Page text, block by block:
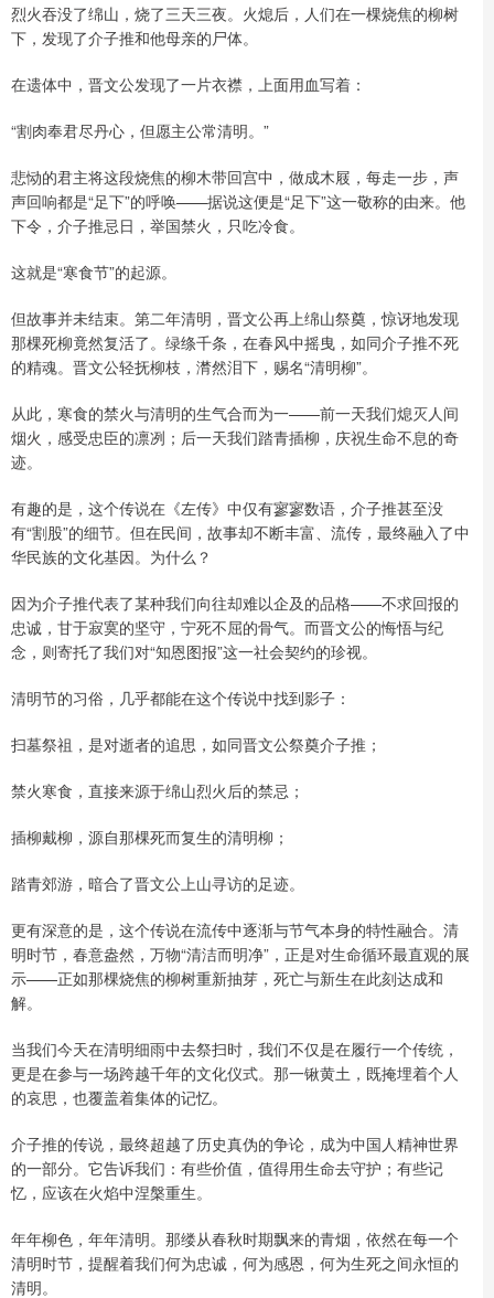
烈火吞没了绵山，烧了三天三夜。火熄后，人们在一棵烧焦的柳树
下，发现了介子推和他母亲的尸体。
在遗体中，晋文公发现了一片衣襟，上面用血写着：
“割肉奉君尽丹心，但愿主公常清明。”
悲恸的君主将这段烧焦的柳木带回宫中，做成木屐，每走一步，声
声回响都是“足下”的呼唤——据说这便是“足下”这一敬称的由来。他
下令，介子推忌日，举国禁火，只吃冷食。
这就是“寒食节”的起源。
但故事并未结束。第二年清明，晋文公再上绵山祭奠，惊讶地发现
那棵死柳竟然复活了。绿绦千条，在春风中摇曳，如同介子推不死
的精魂。晋文公轻抚柳枝，潸然泪下，赐名“清明柳”。
从此，寒食的禁火与清明的生气合而为一——前一天我们熄灭人间
烟火，感受忠臣的凛冽；后一天我们踏青插柳，庆祝生命不息的奇
迹。
有趣的是，这个传说在《左传》中仅有寥寥数语，介子推甚至没
有“割股”的细节。但在民间，故事却不断丰富、流传，最终融入了中
华民族的文化基因。为什么？
因为介子推代表了某种我们向往却难以企及的品格——不求回报的
忠诚，甘于寂寞的坚守，宁死不屈的骨气。而晋文公的悔悟与纪
念，则寄托了我们对“知恩图报”这一社会契约的珍视。
清明节的习俗，几乎都能在这个传说中找到影子：
扫墓祭祖，是对逝者的追思，如同晋文公祭奠介子推；
禁火寒食，直接来源于绵山烈火后的禁忌；
插柳戴柳，源自那棵死而复生的清明柳；
踏青郊游，暗合了晋文公上山寻访的足迹。
更有深意的是，这个传说在流传中逐渐与节气本身的特性融合。清
明时节，春意盎然，万物“清洁而明净”，正是对生命循环最直观的展
示——正如那棵烧焦的柳树重新抽芽，死亡与新生在此刻达成和
解。
当我们今天在清明细雨中去祭扫时，我们不仅是在履行一个传统，
更是在参与一场跨越千年的文化仪式。那一锹黄土，既掩埋着个人
的哀思，也覆盖着集体的记忆。
介子推的传说，最终超越了历史真伪的争论，成为中国人精神世界
的一部分。它告诉我们：有些价值，值得用生命去守护；有些记
忆，应该在火焰中涅槃重生。
年年柳色，年年清明。那缕从春秋时期飘来的青烟，依然在每一个
清明时节，提醒着我们何为忠诚，何为感恩，何为生死之间永恒的
清明。